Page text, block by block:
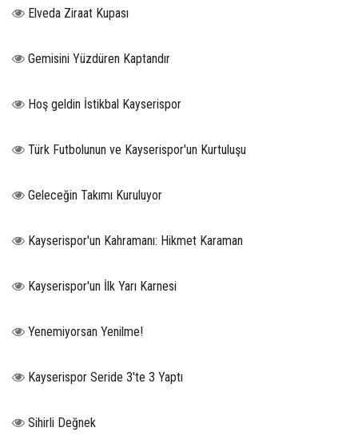
Elveda Ziraat Kupası
Gemisini Yüzdüren Kaptandır
Hoş geldin İstikbal Kayserispor
Türk Futbolunun ve Kayserispor'un Kurtuluşu
Geleceğin Takımı Kuruluyor
Kayserispor'un Kahramanı: Hikmet Karaman
Kayserispor'un İlk Yarı Karnesi
Yenemiyorsan Yenilme!
Kayserispor Seride 3'te 3 Yaptı
Sihirli Değnek